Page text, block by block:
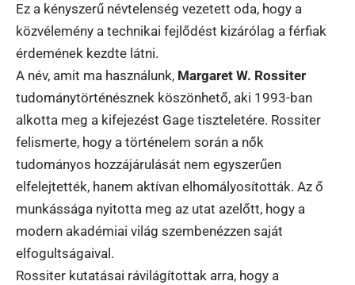
Ez a kényszerű névtelenség vezetett oda, hogy a
közvélemény a technikai fejlődést kizárólag a férfiak
érdemének kezdte látni.
A név, amit ma használunk, Margaret W. Rossiter
tudománytörténésznek köszönhető, aki 1993-ban
alkotta meg a kifejezést Gage tiszteletére. Rossiter
felismerte, hogy a történelem során a nők
tudományos hozzájárulását nem egyszerűen
elfelejtették, hanem aktívan elhomályosították. Az ő
munkássága nyitotta meg az utat azelőtt, hogy a
modern akadémiai világ szembenézzen saját
elfogultságaival.
Rossiter kutatásai rávilágítottak arra, hogy a